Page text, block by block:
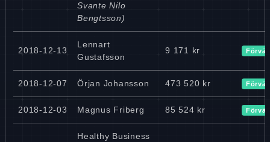
Svante Nilo
Bengtsson)
2018-12-13
Lennart
Gustafsson
9 171 kr
2018-12-07 Örjan Johansson 473 520 kr
2018-12-03 Magnus Friberg 85 524 kr
Healthy Business